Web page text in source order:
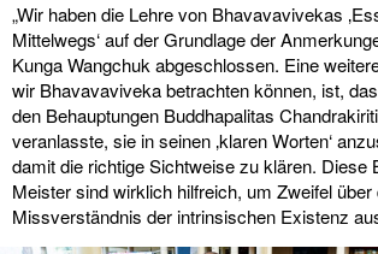
„Wir haben die Lehre von Bhavavavivekas
Mittelwegs‘ auf der Grundlage der
Kunga Wangchuk abgeschlossen. Eine
wir Bhavavaviveka betrachten können, ist,
den Behauptungen Buddhapalitas
veranlasste, sie in seinen ‚klaren Worten‘
damit die richtige Sichtweise zu klären. Diese
Meister sind wirklich hilfreich, um Zweifel über
Missverständnis der intrinsischen Existenz